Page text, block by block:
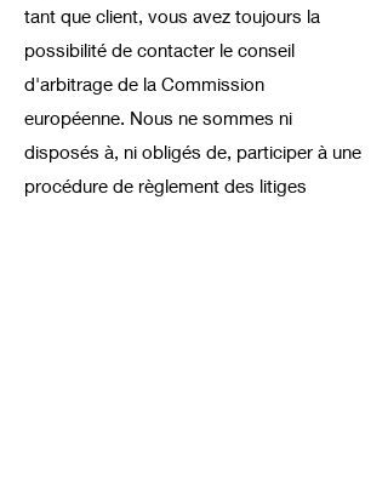
tant que client, vous avez toujours la
possibilité de contacter le conseil
d'arbitrage de la Commission
européenne. Nous ne sommes ni
disposés à, ni obligés de, participer à une
procédure de règlement des litiges